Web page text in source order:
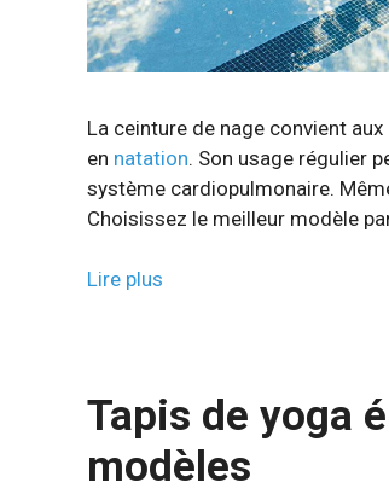
La ceinture de nage convient
en natation. Son usage régulier
système cardiopulmonaire.
Choisissez le meilleur modèle
Lire plus
Tapis de yoga
modèles